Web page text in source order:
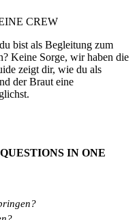
CREW
bist als Begleitung zum
Keine Sorge, wir haben die
zeigt dir, wie du als
der Braut eine
IN ONE